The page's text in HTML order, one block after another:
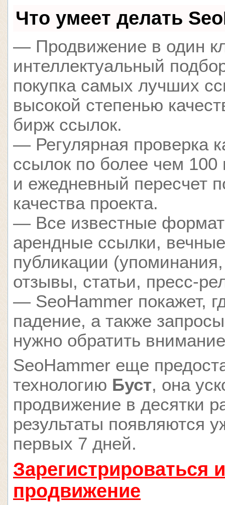
Что умеет делать
— Продвижение в один
интеллектуальный
покупка самых лучших
высокой степенью
бирж ссылок.
— Регулярная проверка
ссылок по более чем 100
и ежедневный пересчет
качества проекта.
— Все известные
арендные ссылки,
публикации
отзывы, статьи, пресс-
— SeoHammer покажет,
падение, а также
нужно обратить
SeoHammer еще
технологию Буст, она
продвижение в десятки
результаты появляются
первых 7 дней.
Зарегистрироваться
продвижение